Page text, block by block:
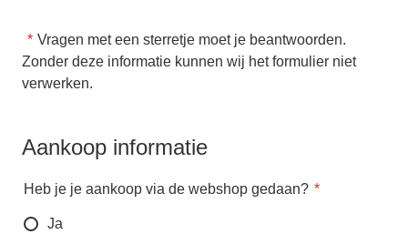
Vragen met een sterretje moet je beantwoorden.
Zonder deze informatie kunnen wij het formulier niet
verwerken.
Aankoop informatie
Heb je je aankoop via de webshop gedaan?
Ja